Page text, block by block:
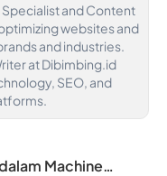
Specialist and Content
websites and
and industries.
at Dibimbing.id
SEO, and
Machine